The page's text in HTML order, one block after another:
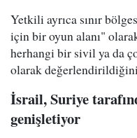
Yetkili ayrıca sınır
için bir oyun alanı"
herhangi bir sivil ya da
olarak
İsrail, Suriye
genişletiyor